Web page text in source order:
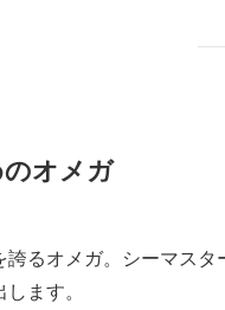
オメガ
誇るオメガ。シーマス
ます。